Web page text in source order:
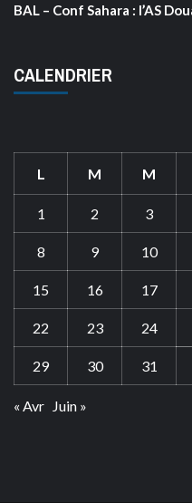
BAL – Conf Sahara : l’AS
CALENDRIER
L M M
1 2 3
8 9 10
15 16 17
22 23 24
29 30 31
« Avr Juin »